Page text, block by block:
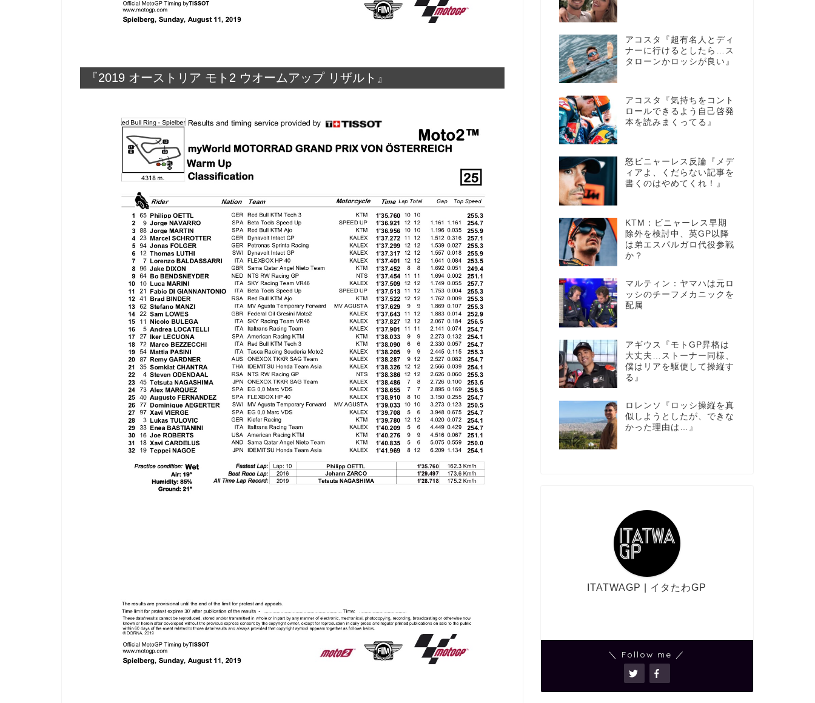
『2019 オーストリア モト2 ウオームアップ リザルト』
アコスタ『超有名人とディ
ナーに行けるとしたら…ス
タローンかロッシが良い』
アコスタ『気持ちをコント
ロールできるよう自己啓発
本を読みまくってる』
怒ビニャーレス反論『メデ
ィアよ、くだらない記事を
書くのはやめてくれ！』
KTM：ビニャーレス早期
除外を検討中、英GP以降
は弟エスパルガロ代役参戦
か？
マルティン：ヤマハは元ロ
ッシのチーフメカニックを
配属
アギウス『モトGP昇格は
大丈夫…ストーナー同様、
僕はリアを駆使して操縦す
る』
ロレンソ『ロッシ操縦を真
似しようとしたが、できな
かった理由は…』
ITATWAGP | イタたわGP
＼ Follow me ／